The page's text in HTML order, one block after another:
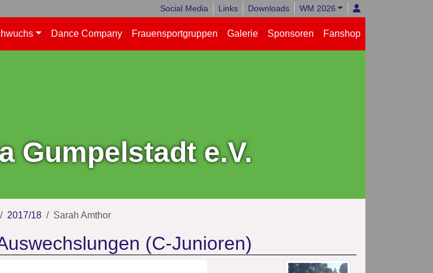
Social Media Links Downloads WM 2026
Dance Company Frauensportgruppen Galerie Sponsoren Fanshop
Gumpelstadt e.V.
2017/18 Sarah Amthor
(C-Junioren)